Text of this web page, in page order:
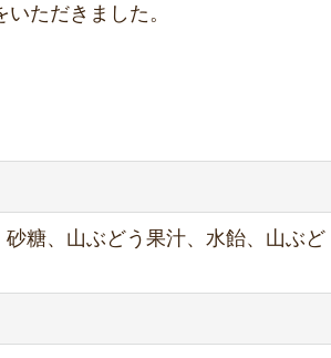
ただきました。
砂糖、山ぶどう果汁、水飴、山ぶど